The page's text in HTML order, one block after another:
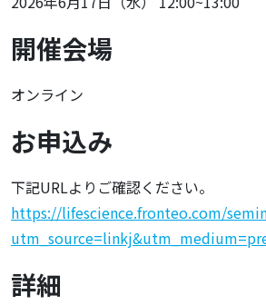
開催会場
オンライン
お申込み
下記URLよりご確認ください。
https://lifescience.fronteo.com/
詳細